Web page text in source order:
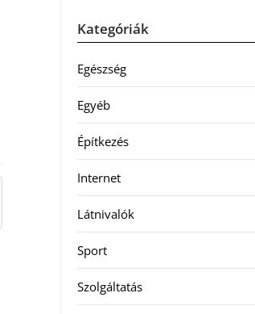
Kategóriák
Egészség
Egyéb
Építkezés
Internet
Látnivalók
Sport
Szolgáltatás